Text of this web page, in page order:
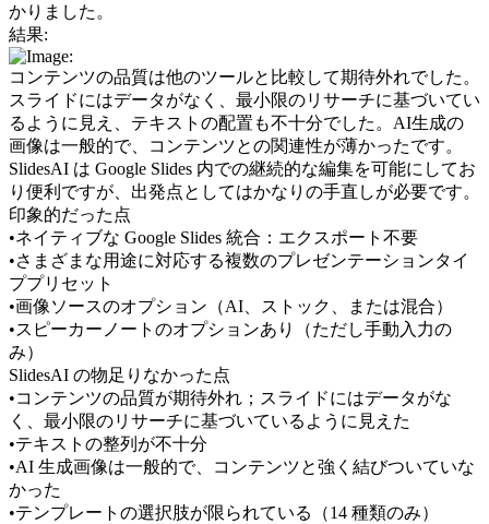
かりました。
結果:
コンテンツの品質は他のツールと比較して期待外れでした。
スライドにはデータがなく、最小限のリサーチに基づいてい
るように見え、テキストの配置も不十分でした。AI生成の
画像は一般的で、コンテンツとの関連性が薄かったです。
SlidesAI は Google Slides 内での継続的な編集を可能にしてお
り便利ですが、出発点としてはかなりの手直しが必要です。
印象的だった点
•ネイティブな Google Slides 統合：エクスポート不要
•さまざまな用途に対応する複数のプレゼンテーションタイ
ププリセット
•画像ソースのオプション（AI、ストック、または混合）
•スピーカーノートのオプションあり（ただし手動入力の
み）
SlidesAI の物足りなかった点
•コンテンツの品質が期待外れ；スライドにはデータがな
く、最小限のリサーチに基づいているように見えた
•テキストの整列が不十分
•AI 生成画像は一般的で、コンテンツと強く結びついていな
かった
•テンプレートの選択肢が限られている（14 種類のみ）